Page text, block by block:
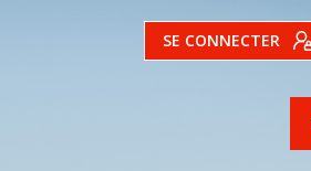
SE CONNECTER